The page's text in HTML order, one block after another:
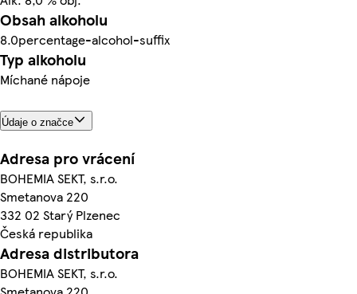
Obsah alkoholu
8.0percentage-alcohol-suffix
Typ alkoholu
Míchané nápoje
Údaje o značce
Adresa pro vrácení
BOHEMIA SEKT, s.r.o.
Smetanova 220
332 02 Starý Plzenec
Česká republika
Adresa distributora
BOHEMIA SEKT, s.r.o.